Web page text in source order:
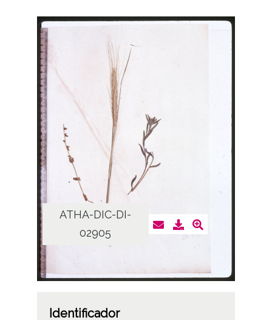
ATHA-DIC-DI-
02905
Identificador